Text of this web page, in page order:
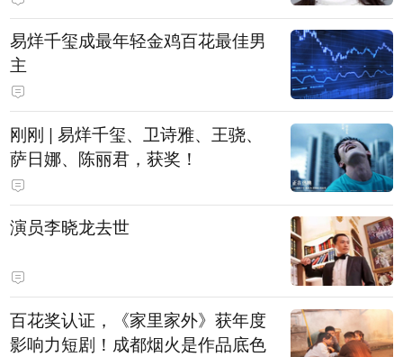
易烊千玺成最年轻金鸡百花最佳男
主
刚刚 | 易烊千玺、卫诗雅、王骁、
萨日娜、陈丽君，获奖！
演员李晓龙去世
百花奖认证，《家里家外》获年度
影响力短剧！成都烟火是作品底色